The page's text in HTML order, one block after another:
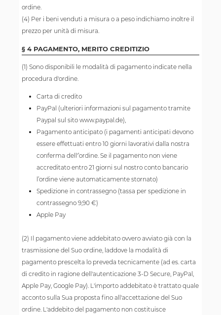
ordine.
(4) Per i beni venduti a misura o a peso indichiamo inoltre il
prezzo per unità di misura.
§ 4 PAGAMENTO, MERITO CREDITIZIO
(1) Sono disponibili le modalità di pagamento indicate nella
procedura d'ordine.
Carta di credito
PayPal (ulteriori informazioni sul pagamento tramite
Paypal sul sito www.paypal.de),
Pagamento anticipato (i pagamenti anticipati devono
essere effettuati entro 10 giorni lavorativi dalla nostra
conferma dell'’ordine. Se il pagamento non viene
accreditato entro 21 giorni sul nostro conto bancario
l’ordine viene automaticamente stornato)
Spedizione in contrassegno (tassa per spedizione in
contrassegno 9,90 €)
Apple Pay
(2) Il pagamento viene addebitato ovvero avviato già con la
trasmissione del Suo ordine, laddove la modalità di
pagamento prescelta lo preveda tecnicamente (ad es. carta
di credito in ragione dell'autenticazione 3-D Secure, PayPal,
Apple Pay, Google Pay). L'importo addebitato è trattato quale
acconto sulla Sua proposta fino all'accettazione del Suo
ordine. L'addebito del pagamento non costituisce